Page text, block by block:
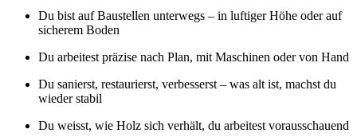
Du bist auf Baustellen unterwegs – in luftiger Höhe oder auf
sicherem Boden
Du arbeitest präzise nach Plan, mit Maschinen oder von Hand
Du sanierst, restaurierst, verbesserst – was alt ist, machst du
wieder stabil
Du weisst, wie Holz sich verhält, du arbeitest vorausschauend